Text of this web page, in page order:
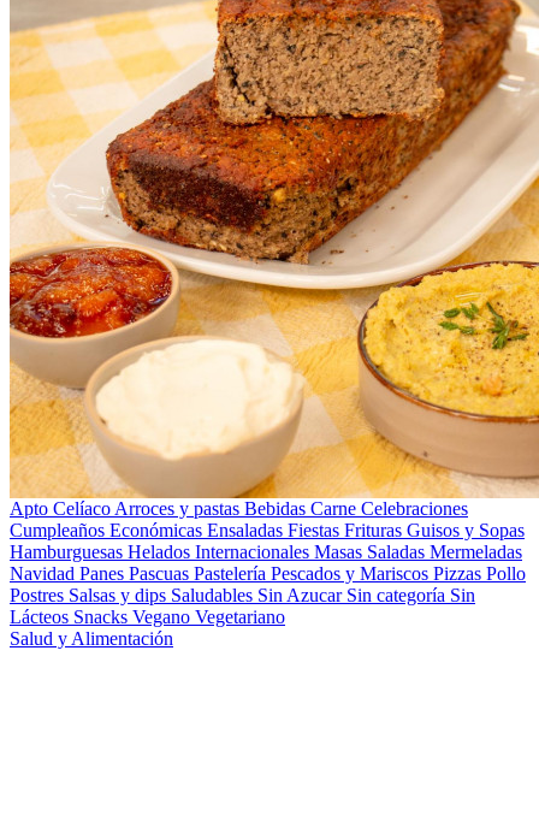
Apto Celíaco Arroces y pastas Bebidas Carne Celebraciones
Cumpleaños Económicas Ensaladas Fiestas Frituras Guisos y Sopas
Hamburguesas Helados Internacionales Masas Saladas Mermeladas
Navidad Panes Pascuas Pastelería Pescados y Mariscos Pizzas Pollo
Postres Salsas y dips Saludables Sin Azucar Sin categoría Sin
Lácteos Snacks Vegano Vegetariano
Salud y Alimentación